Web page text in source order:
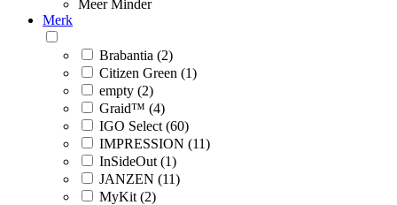
Meer Minder
Merk
Brabantia (2)
Citizen Green (1)
empty (2)
Graid™ (4)
IGO Select (60)
IMPRESSION (11)
InSideOut (1)
JANZEN (11)
MyKit (2)